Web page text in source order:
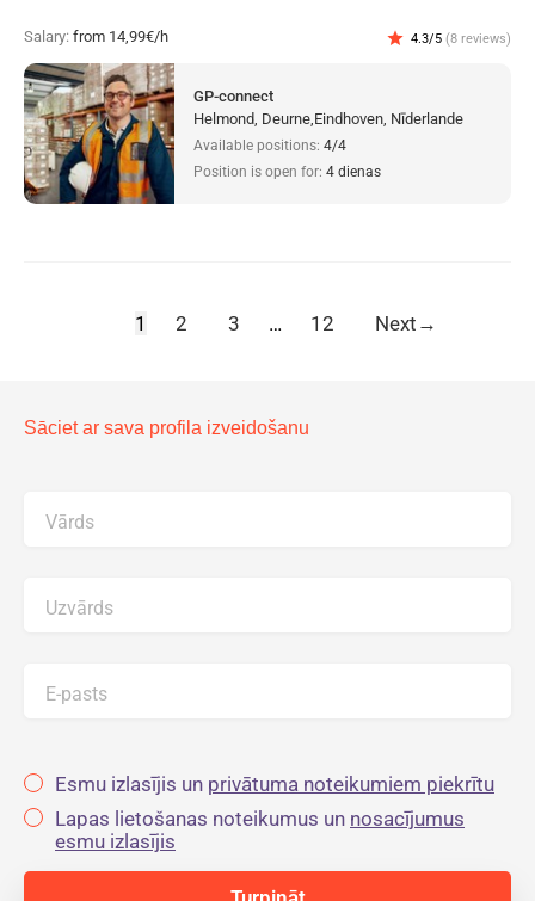
Salary: from 14,99€/h star 4.3/5 (8 reviews)
GP-connect
Helmond, Deurne,Eindhoven, Nīderlande
Available positions: 4/4
Position is open for: 4 dienas
1 2 3 … 12 Next →
Sāciet ar sava profila izveidošanu
Vārds
Uzvārds
E-pasts
Esmu izlasījis un privātuma noteikumiem piekrītu
Lapas lietošanas noteikumus un nosacījumus
esmu izlasījis